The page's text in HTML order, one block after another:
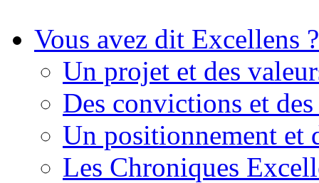
Vous avez dit Excellens ?
Un projet et des
Des convictions et des
Un positionnement et
Les Chroniques